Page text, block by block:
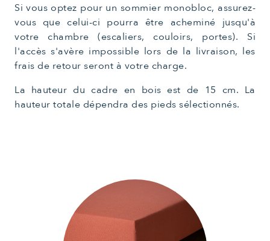
Si vous optez pour un sommier monobloc, assurez-
vous que celui-ci pourra être acheminé jusqu'à
votre chambre (escaliers, couloirs, portes). Si
l'accès s'avère impossible lors de la livraison, les
frais de retour seront à votre charge.
La hauteur du cadre en bois est de 15 cm. La
hauteur totale dépendra des pieds sélectionnés.